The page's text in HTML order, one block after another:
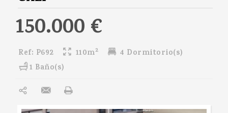
150.000 €
Ref: P692 110m2
4 Dormitorio(s)
1 Baño(s)